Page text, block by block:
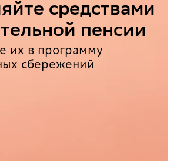
средствами
пенсии
их в программу
сбережений